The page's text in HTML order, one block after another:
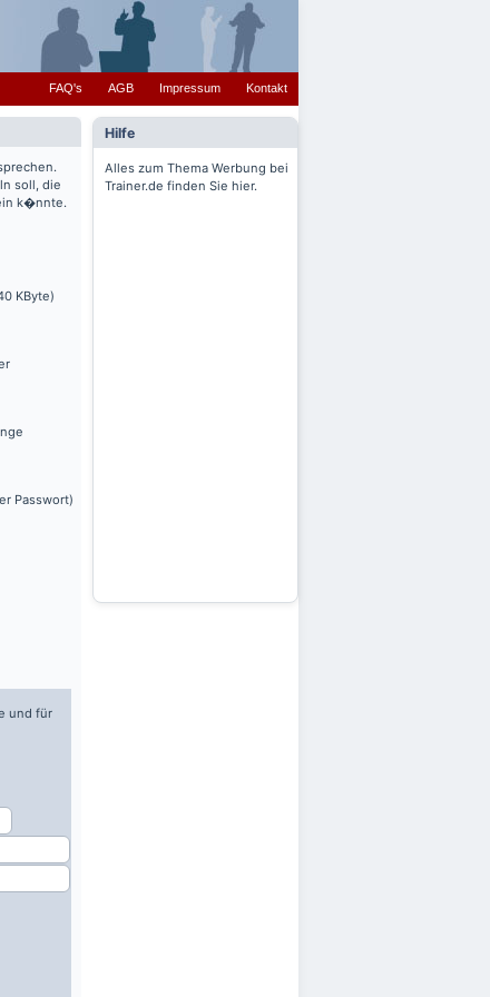
FAQ's AGB Impressum Kontakt
Hilfe
Alles zum Thema Werbung bei
Trainer.de finden Sie hier.
soll, die
k�nnte.
KByte)
Passwort)
und für